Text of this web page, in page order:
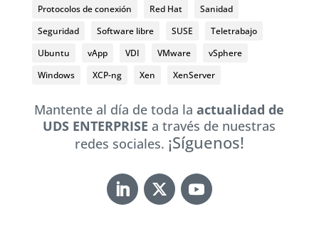
Protocolos de conexión
Red Hat
Sanidad
Seguridad
Software libre SUSE
Teletrabajo
Ubuntu
vApp VDI VMware
vSphere
Windows
XCP-ng Xen XenServer
Mantente al día de toda laactualidad de
UDS ENTERPRISEa través de nuestras
redes sociales. ¡Síguenos!